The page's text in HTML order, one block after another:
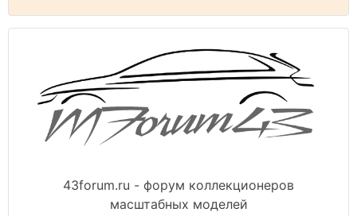
43forum.ru - форум коллекционеров
масштабных моделей